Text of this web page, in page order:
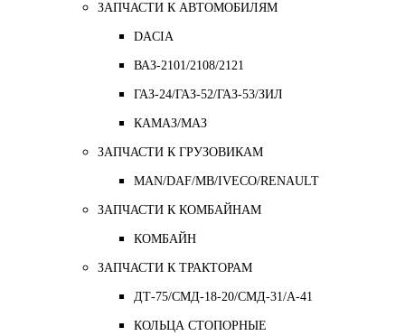
ЗАПЧАСТИ К АВТОМОБИЛЯМ
DACIA
ВАЗ-2101/2108/2121
ГАЗ-24/ГАЗ-52/ГАЗ-53/ЗИЛ
КАМАЗ/МАЗ
ЗАПЧАСТИ К ГРУЗОВИКАМ
MAN/DAF/MB/IVECO/RENAULT
ЗАПЧАСТИ К КОМБАЙНАМ
КОМБАЙН
ЗАПЧАСТИ К ТРАКТОРАМ
ДТ-75/СМД-18-20/СМД-31/A-41
КОЛЬЦА СТОПОРНЫЕ